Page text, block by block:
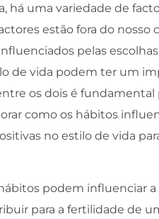
há uma variedade de
estão fora do nosso
pelas
de vida podem ter um
os dois é fundamental
como os hábitos
no estilo de vida
podem influenciar
para a fertilidade de